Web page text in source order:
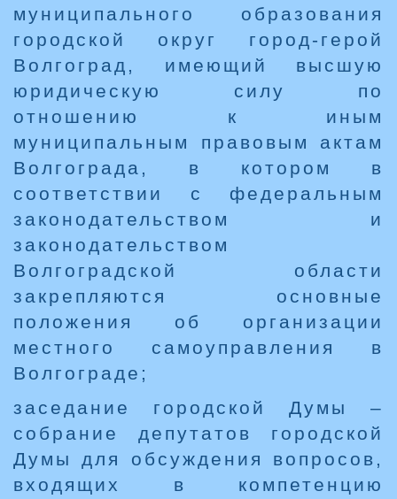
муниципального образования
городской округ город-герой
Волгоград, имеющий высшую
юридическую силу по
отношению к иным
муниципальным правовым актам
Волгограда, в котором в
соответствии с федеральным
законодательством и
законодательством
Волгоградской области
закрепляются основные
положения об организации
местного самоуправления в
Волгограде;
заседание городской Думы –
собрание депутатов городской
Думы для обсуждения вопросов,
входящих в компетенцию